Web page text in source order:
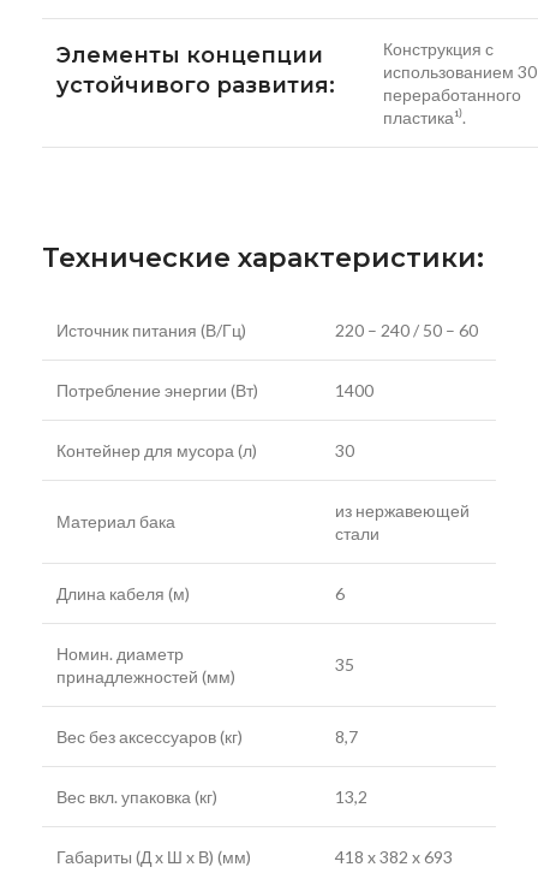
Элементы концепции
устойчивого развития:
Конструкция с
использованием
переработанного
пластика¹⁾.
Технические характеристики:
Источник питания (В/Гц) 220 – 240 / 50 – 60
Потребление энергии (Вт) 1400
Контейнер для мусора (л) 30
Материал бака
из нержавеющей
стали
Длина кабеля (м) 6
Номин. диаметр
принадлежностей (мм)
35
Вес без аксессуаров (кг) 8,7
Вес вкл. упаковка (кг) 13,2
Габариты (Д x Ш x В) (мм) 418 x 382 x 693